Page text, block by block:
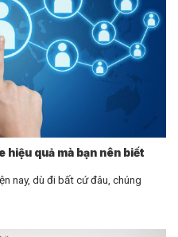
hiệu quả mà bạn nên biết
nay, dù đi bất cứ đâu, chúng